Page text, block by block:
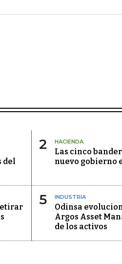
del
2 HACIENDA
Las cinco
nuevo gobierno
5 INDUSTRIA
Odinsa
Argos Asset
de los activos